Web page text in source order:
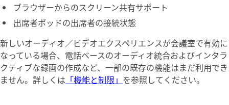
ブラウザーからのスクリーン共有サポート
出席者ポッドの出席者の接続状態
新しいオーディオ／ビデオエクスペリエンスが会議室で有効に​​
なっている場合、電話ベースのオーディオ統合およびインタラ
クティブな録画の作成など、一部の既存の機能はまだ利用でき
ません。詳しくは 「機能と制限」 を参照してください。